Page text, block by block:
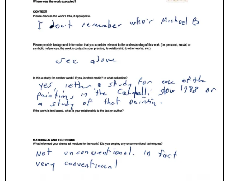
Imitation of life (Imitare la vita)
Casa Masaccio Centro per l'Arte Contemporanea, San
Giovanni Valdarno
Skyler Chen
即将举办的展览